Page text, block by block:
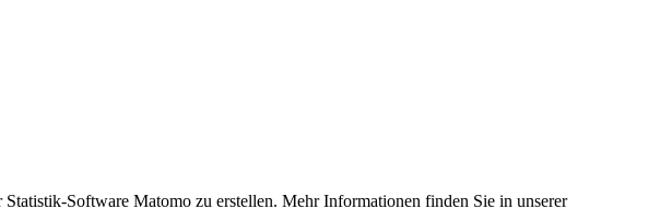
Software Matomo zu erstellen. Mehr Informationen finden Sie in unserer